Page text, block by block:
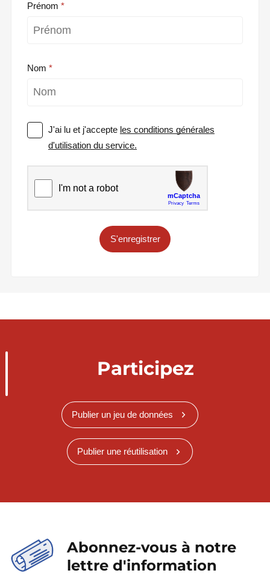
Prénom
Nom
J'ai lu et j'accepte les conditions générales
d'utilisation du service.
S'enregistrer
Participez
Publier un jeu de données
Publier une réutilisation
Abonnez-vous à notre
lettre d'information